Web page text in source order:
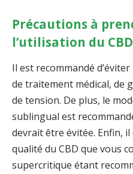
Précautions à
l’utilisation du CBD
Il est recommandé
de traitement médical, de
de tension. De plus, le
sublingual est
devrait être évitée. Enfin,
qualité du CBD que vous
supercritique étant